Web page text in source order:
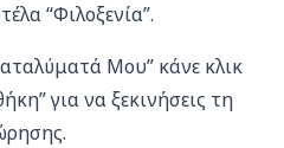
“Φιλοξενία”.
Μου” κάνε κλικ
για να ξεκινήσεις τη